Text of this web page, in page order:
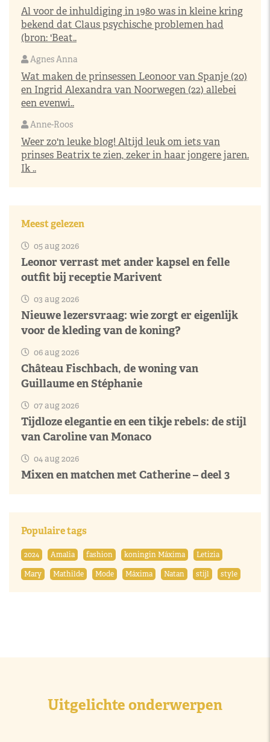
Al voor de inhuldiging in 1980 was in kleine kring
bekend dat Claus psychische problemen had
(bron: 'Beat..
Agnes Anna
Wat maken de prinsessen Leonoor van Spanje (20)
en Ingrid Alexandra van Noorwegen (22) allebei
een evenwi..
Anne-Roos
Weer zo'n leuke blog! Altijd leuk om iets van
prinses Beatrix te zien, zeker in haar jongere jaren.
Ik ..
Meest gelezen
05 aug 2026
Leonor verrast met ander kapsel en felle
outfit bij receptie Marivent
03 aug 2026
Nieuwe lezersvraag: wie zorgt er eigenlijk
voor de kleding van de koning?
06 aug 2026
Château Fischbach, de woning van
Guillaume en Stéphanie
07 aug 2026
Tijdloze elegantie en een tikje rebels: de stijl
van Caroline van Monaco
04 aug 2026
Mixen en matchen met Catherine – deel 3
Populaire tags
2024 Amalia fashion koningin Máxima
Letizia
Mary
Mathilde Mode Máxima Natan stijl style
Uitgelichte onderwerpen